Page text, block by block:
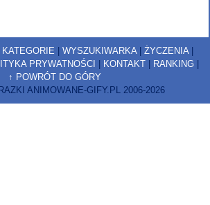
KATEGORIE WYSZUKIWARKA ŻYCZENIA
PRYWATNOŚCI KONTAKT| RANKING|
↑ POWRÓT DO GÓRY
ANIMOWANE-GIFY.PL 2006-2026